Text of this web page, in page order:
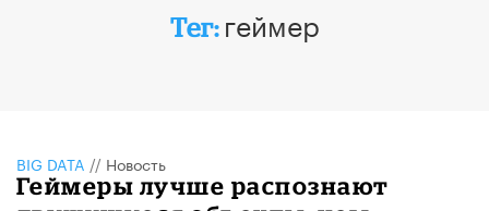
Тег: геймер
BIG DATA // Новость
Геймеры лучше распознают